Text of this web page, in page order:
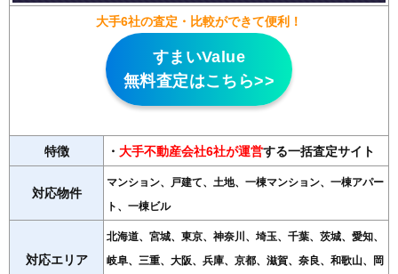
大手6社の査定・比較ができて便利！
すまいValue
無料査定はこちら>>
特徴 ・ 大手不動産会社6社が運営する一括査定サイト
対応物件
マンション、戸建て、土地、一棟マンション、一棟アパー
ト、一棟ビル
対応エリア
北海道、宮城、東京、神奈川、埼玉、千葉、茨城、愛知、
岐阜、三重、大阪、兵庫、京都、滋賀、奈良、和歌山、岡